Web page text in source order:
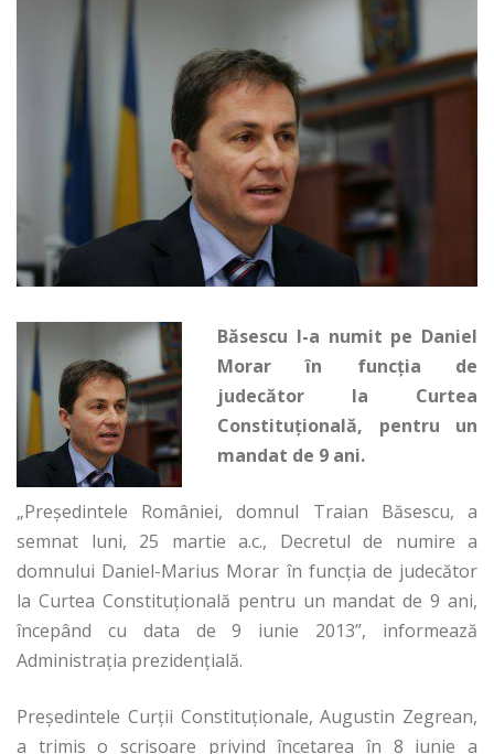
Băsescu l-a numit pe Daniel
Morar în funcția de
judecător la Curtea
Constituțională, pentru un
mandat de 9 ani.
„Preşedintele României, domnul Traian Băsescu, a
semnat luni, 25 martie a.c., Decretul de numire a
domnului Daniel-Marius Morar în funcţia de judecător
la Curtea Constituţională pentru un mandat de 9 ani,
începând cu data de 9 iunie 2013”, informează
Administraţia prezidenţială.
Preşedintele Curţii Constituţionale, Augustin Zegrean,
a trimis o scrisoare privind încetarea în 8 iunie a